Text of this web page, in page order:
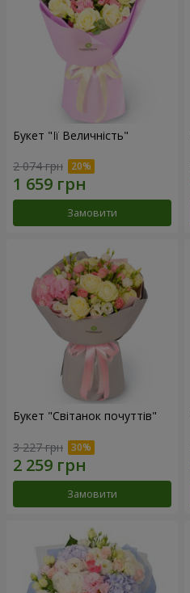
Букет "Її Величність"
2 074 грн
Замовити
Букет "Світанок почуттів"
3 227 грн
Замовити